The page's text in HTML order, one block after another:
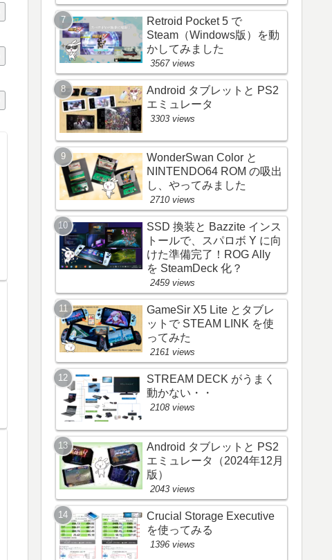
Retroid Pocket 5 で
Steam（Windows版）を動
かしてみました
3567 views
Android タブレットと PS2
エミュレータ
3303 views
WonderSwan Color と
NINTENDO64 ROM の吸出
し、やってみました
2710 views
SSD 換装と Bazzite インス
トールで、スパロボ Y に向
けた準備完了！ROG Ally
を SteamDeck 化？
2459 views
GameSir X5 Lite とタブレ
ットで STEAM LINK を使
ってみた
2161 views
STREAM DECK がうまく
動かない・・
2108 views
Android タブレットと PS2
エミュレータ（2024年12月
版）
2043 views
Crucial Storage Executive
を使ってみる
1396 views